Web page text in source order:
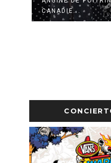
CANADIE...